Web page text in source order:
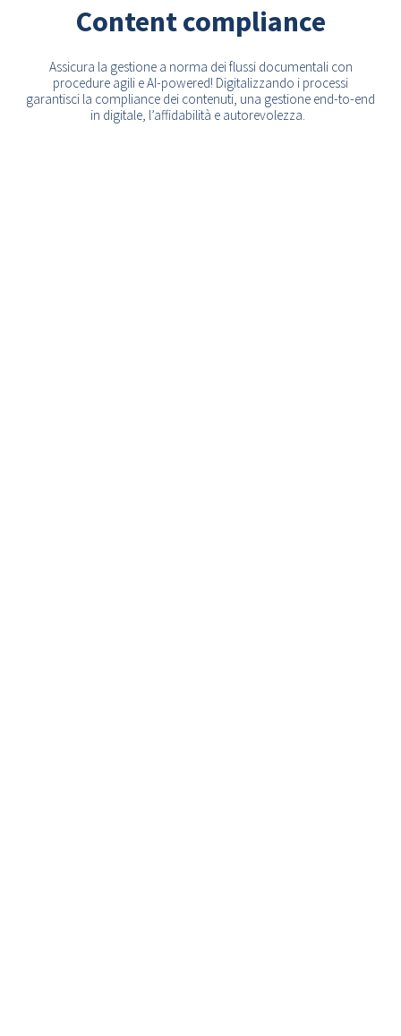
Content compliance
Assicura la gestione a norma dei flussi documentalicon
procedure agili e AI-powered! Digitalizzando i processi
garantisci la compliance dei contenuti, una gestione end-to-end
in digitale, l’affidabilità e autorevolezza.